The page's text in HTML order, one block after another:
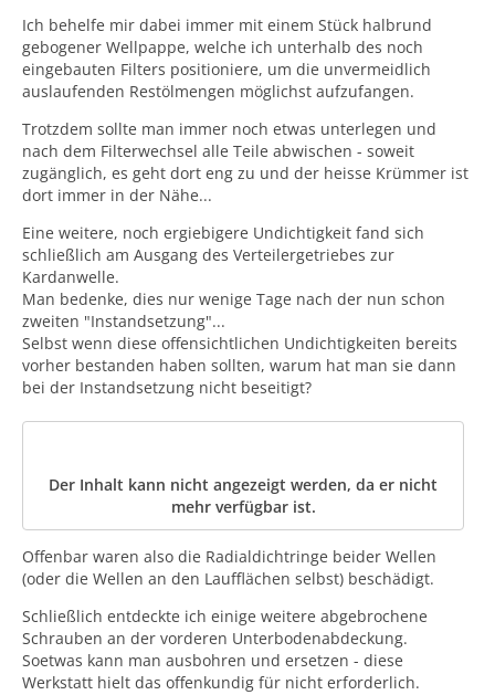
Ich behelfe mir dabei immer mit einem Stück halbrund
gebogener Wellpappe, welche ich unterhalb des noch
eingebauten Filters positioniere, um die unvermeidlich
auslaufenden Restölmengen möglichst aufzufangen.
Trotzdem sollte man immer noch etwas unterlegen und
nach dem Filterwechsel alle Teile abwischen - soweit
zugänglich, es geht dort eng zu und der heisse Krümmer ist
dort immer in der Nähe...
Eine weitere, noch ergiebigere Undichtigkeit fand sich
schließlich am Ausgang des Verteilergetriebes zur
Kardanwelle.
Man bedenke, dies nur wenige Tage nach der nun schon
zweiten "Instandsetzung"...
Selbst wenn diese offensichtlichen Undichtigkeiten bereits
vorher bestanden haben sollten, warum hat man sie dann
bei der Instandsetzung nicht beseitigt?
Der Inhalt kann nicht angezeigt werden, da er nicht
mehr verfügbar ist.
Offenbar waren also die Radialdichtringe beider Wellen
(oder die Wellen an den Laufflächen selbst) beschädigt.
Schließlich entdeckte ich einige weitere abgebrochene
Schrauben an der vorderen Unterbodenabdeckung.
Soetwas kann man ausbohren und ersetzen - diese
Werkstatt hielt das offenkundig für nicht erforderlich.